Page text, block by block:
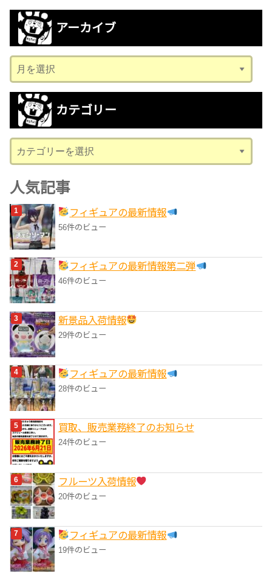
アーカイブ
ー
カ
ブ
カテゴリー
テ
ゴ
リ
ー
人気記事
フィギュアの最新情報
56件のビュー
フィギュアの最新情報第二弾
46件のビュー
‎新景品入荷情報
29件のビュー
フィギュアの最新情報
28件のビュー
買取、販売業務終了のお知らせ
24件のビュー
フルーツ入荷情報
20件のビュー
フィギュアの最新情報
19件のビュー